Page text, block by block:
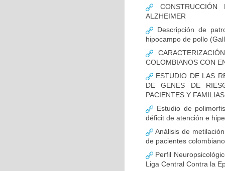
ALZHEIMER
Descripción de
hipocampo de pollo
COLOMBIANOS CON
ESTUDIO DE LAS
DE GENES DE
PACIENTES Y
Estudio de
déficit de atención e
Análisis de
de pacientes
Perfil
Liga Central Contra la